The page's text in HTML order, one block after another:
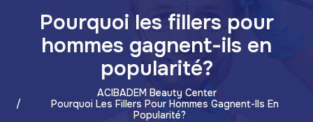
Pourquoi les fillers pour
hommes gagnent-ils en
popularité?
ACIBADEM Beauty Center
Pourquoi Les Fillers Pour Hommes Gagnent-Ils En
Popularité?